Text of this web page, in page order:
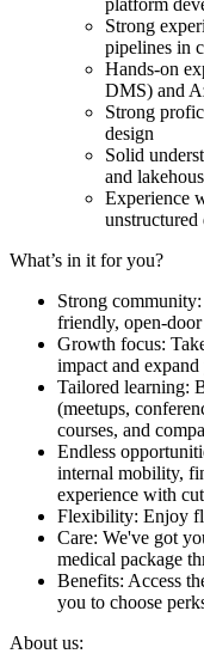
platform
Strong
pipelines in
Hands-on
DMS) and
Strong
design
Solid
and
Experience
unstructured
What’s in it for you?
Strong
friendly, open-
Growth focus:
impact and
Tailored learning:
(meetups,
courses, and
Endless
internal mobility,
experience with
Flexibility: Enjoy
Care: We've got
medical package
Benefits: Access
you to choose
About us: